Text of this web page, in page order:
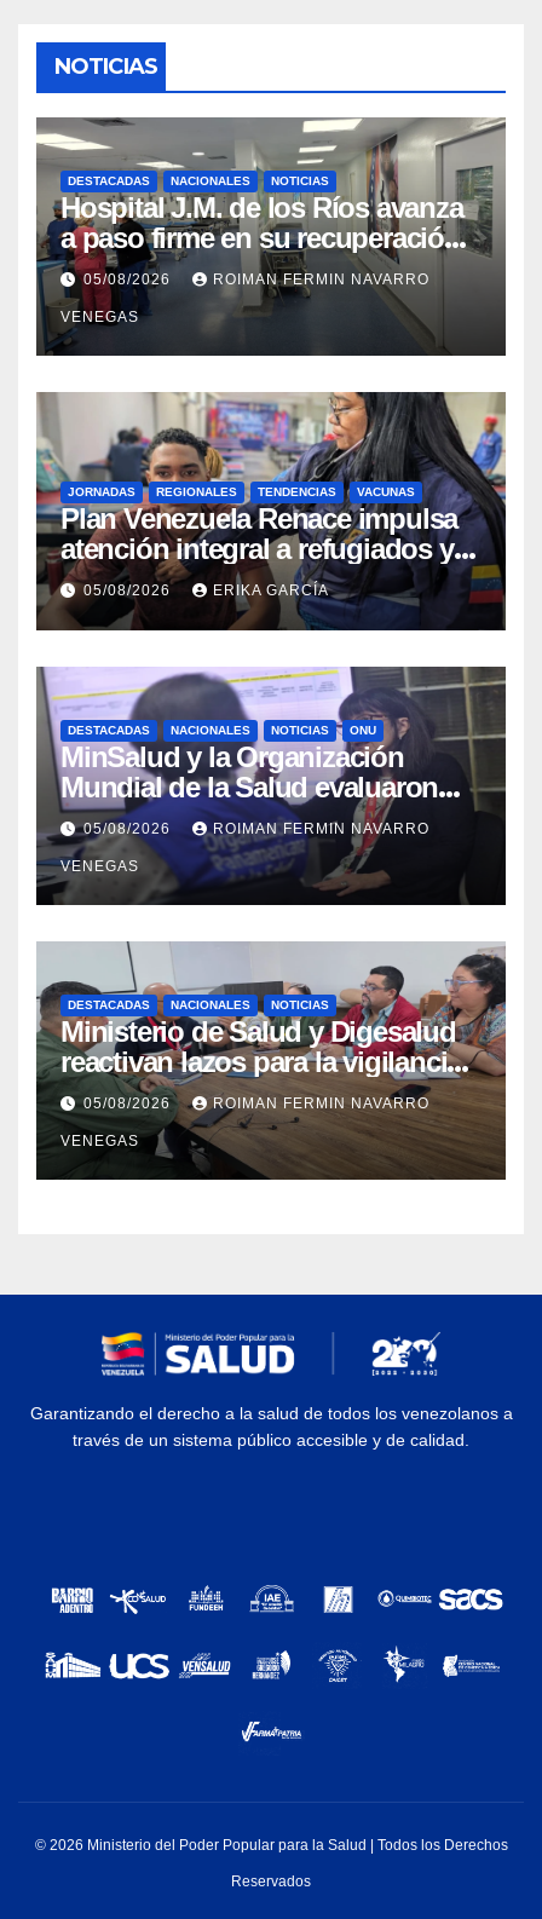
NOTICIAS
DESTACADAS NACIONALES NOTICIAS
Hospital J.M. de los Ríos avanza
a paso firme en su recuperación
tras los recientes eventos
sísmicos
05/08/2026 ROIMAN FERMIN NAVARRO
VENEGAS
JORNADAS REGIONALES TENDENCIAS VACUNAS
​Plan Venezuela Renace impulsa
atención integral a refugiados y
evaluación de vacunación en
Aragua
05/08/2026 ERIKA GARCÍA
DESTACADAS NACIONALES NOTICIAS ONU
MinSalud y la Organización
Mundial de la Salud evaluaron
propuesta técnica integral en
materia de agua saneamiento e
higiene ante contingencia
sísmica
05/08/2026 ROIMAN FERMIN NAVARRO
VENEGAS
DESTACADAS NACIONALES NOTICIAS
Ministerio de Salud y Digesalud
reactivan lazos para la vigilancia
epidemiológica y el control de
enfermedades
05/08/2026 ROIMAN FERMIN NAVARRO
VENEGAS
Garantizando el derecho a la salud de todos los venezolanos a
través de un sistema público accesible y de calidad.
© 2026 Ministerio del Poder Popular para la Salud | Todos los Derechos
Reservados